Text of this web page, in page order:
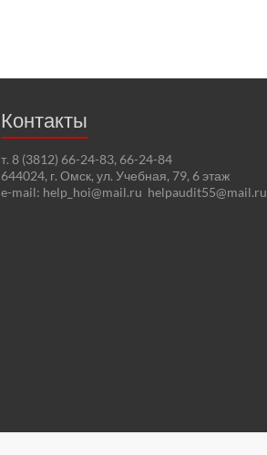
Контакты
т. 8 (3812) 66-24-83, 66-24-84
644024, г. Омск, ул. Учебная, 79, 6 этаж
e-mail: help_hoi@mail.ru helpaudit55@mail.ru